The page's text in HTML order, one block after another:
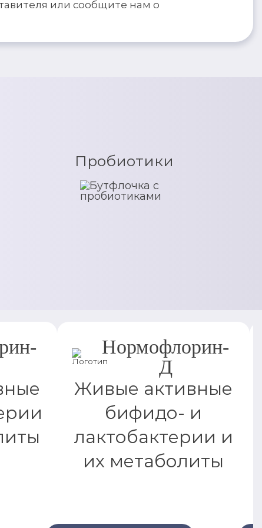
или сообщите нам о
Пробиотики
Нормофлорин-
Д
Живые активные
бифидо- и
лактобактерии и
их метаболиты